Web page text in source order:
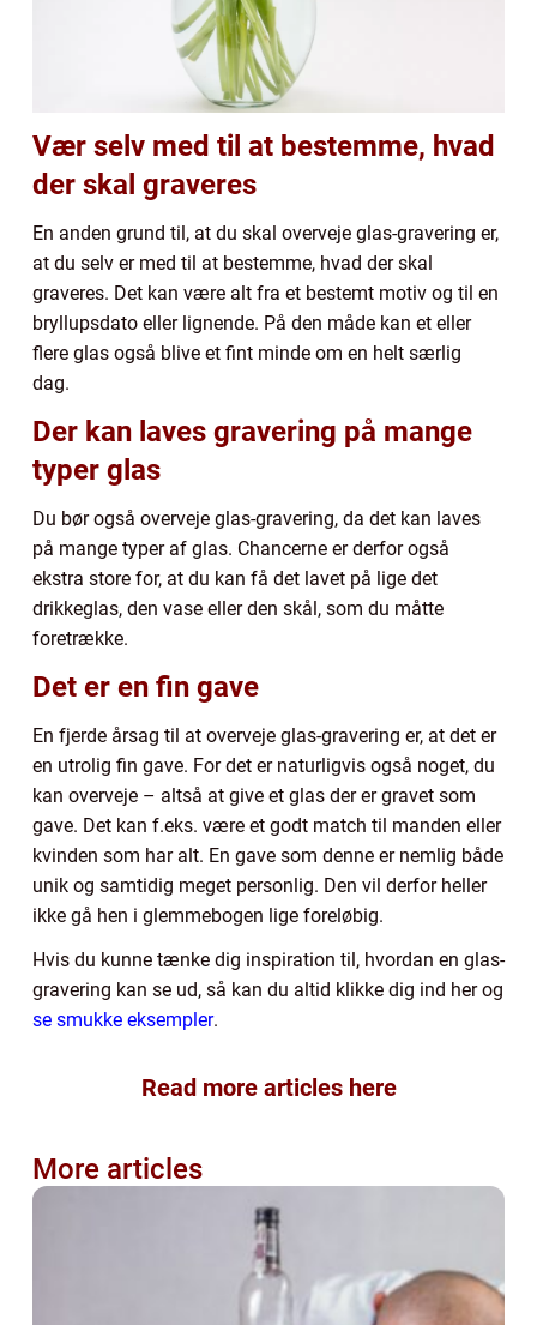
Vær selv med til at bestemme, hvad
der skal graveres
En anden grund til, at du skal overveje glas-gravering er,
at du selv er med til at bestemme, hvad der skal
graveres. Det kan være alt fra et bestemt motiv og til en
bryllupsdato eller lignende. På den måde kan et eller
flere glas også blive et fint minde om en helt særlig
dag.
Der kan laves gravering på mange
typer glas
Du bør også overveje glas-gravering, da det kan laves
på mange typer af glas. Chancerne er derfor også
ekstra store for, at du kan få det lavet på lige det
drikkeglas, den vase eller den skål, som du måtte
foretrække.
Det er en fin gave
En fjerde årsag til at overveje glas-gravering er, at det er
en utrolig fin gave. For det er naturligvis også noget, du
kan overveje – altså at give et glas der er gravet som
gave. Det kan f.eks. være et godt match til manden eller
kvinden som har alt. En gave som denne er nemlig både
unik og samtidig meget personlig. Den vil derfor heller
ikke gå hen i glemmebogen lige foreløbig.
Hvis du kunne tænke dig inspiration til, hvordan en glas-
gravering kan se ud, så kan du altid klikke dig ind her og
se smukke eksempler.
Read more articles here
More articles